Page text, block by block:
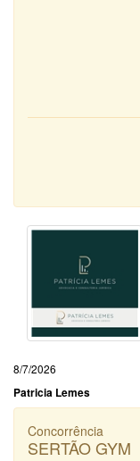
8/7/2026
Patricia Lemes
Concorrência
SERTÃO GYM